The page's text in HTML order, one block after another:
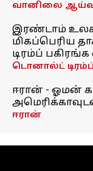
வானிலை
இரண்டாம்
மிகப்பெரிய
டிரம்ப்
டொனால்ட் டிரம்ப்
ஈரான் - ஓமன்
ஈரான்